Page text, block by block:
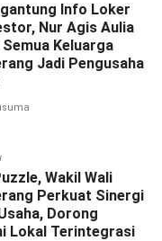
Info Loker
Nur Agis Aulia
Keluarga
Jadi Pengusaha
Wakil Wali
Perkuat Sinergi
Dorong
Lokal Terintegrasi